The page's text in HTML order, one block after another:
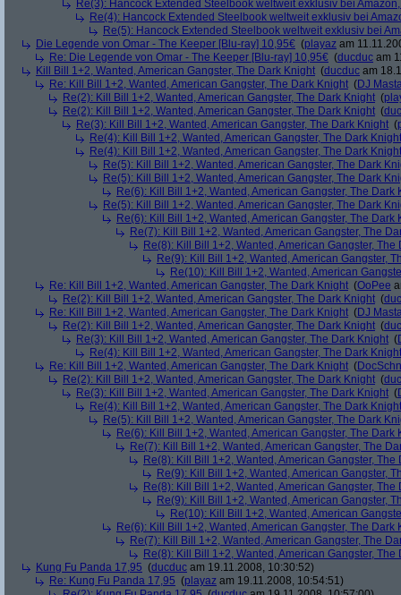
Re(3): Hancock Extended Steelbook weltweit exklusiv bei
Re(4): Hancock Extended Steelbook weltweit exklusiv bei
Re(5): Hancock Extended Steelbook weltweit exklusiv bei
Die Legende von Omar - The Keeper [Blu-ray] 10,95€ (playaz am
Re: Die Legende von Omar - The Keeper [Blu-ray] 10,95€ (ducduc am
Kill Bill 1+2, Wanted, American Gangster, The Dark Knight (ducduc am
Re: Kill Bill 1+2, Wanted, American Gangster, The Dark Knight (DJ
Re(2): Kill Bill 1+2, Wanted, American Gangster, The Dark Knight (
Re(2): Kill Bill 1+2, Wanted, American Gangster, The Dark Knight (
Re(3): Kill Bill 1+2, Wanted, American Gangster, The Dark Knight (
Re(4): Kill Bill 1+2, Wanted, American Gangster, The Dark Knight
Re(4): Kill Bill 1+2, Wanted, American Gangster, The Dark Knight
Re(5): Kill Bill 1+2, Wanted, American Gangster, The Dark
Re(5): Kill Bill 1+2, Wanted, American Gangster, The Dark
Re(6): Kill Bill 1+2, Wanted, American Gangster, The Dark
Re(5): Kill Bill 1+2, Wanted, American Gangster, The Dark
Re(6): Kill Bill 1+2, Wanted, American Gangster, The Dark
Re(7): Kill Bill 1+2, Wanted, American Gangster, The
Re(8): Kill Bill 1+2, Wanted, American Gangster, The
Re(9): Kill Bill 1+2, Wanted, American Gangster,
Re(10): Kill Bill 1+2, Wanted, American
Re: Kill Bill 1+2, Wanted, American Gangster, The Dark Knight (OoPee
Re(2): Kill Bill 1+2, Wanted, American Gangster, The Dark Knight (
Re: Kill Bill 1+2, Wanted, American Gangster, The Dark Knight (DJ
Re(2): Kill Bill 1+2, Wanted, American Gangster, The Dark Knight (
Re(3): Kill Bill 1+2, Wanted, American Gangster, The Dark Knight (
Re(4): Kill Bill 1+2, Wanted, American Gangster, The Dark Knight
Re: Kill Bill 1+2, Wanted, American Gangster, The Dark Knight (
Re(2): Kill Bill 1+2, Wanted, American Gangster, The Dark Knight (
Re(3): Kill Bill 1+2, Wanted, American Gangster, The Dark Knight (
Re(4): Kill Bill 1+2, Wanted, American Gangster, The Dark Knight
Re(5): Kill Bill 1+2, Wanted, American Gangster, The Dark
Re(6): Kill Bill 1+2, Wanted, American Gangster, The Dark
Re(7): Kill Bill 1+2, Wanted, American Gangster, The
Re(8): Kill Bill 1+2, Wanted, American Gangster, The
Re(9): Kill Bill 1+2, Wanted, American Gangster,
Re(8): Kill Bill 1+2, Wanted, American Gangster, The
Re(9): Kill Bill 1+2, Wanted, American Gangster,
Re(10): Kill Bill 1+2, Wanted, American
Re(6): Kill Bill 1+2, Wanted, American Gangster, The Dark
Re(7): Kill Bill 1+2, Wanted, American Gangster, The
Re(8): Kill Bill 1+2, Wanted, American Gangster, The
Kung Fu Panda 17,95 (ducduc am 19.11.2008, 10:30:52)
Re: Kung Fu Panda 17,95 (playaz am 19.11.2008, 10:54:51)